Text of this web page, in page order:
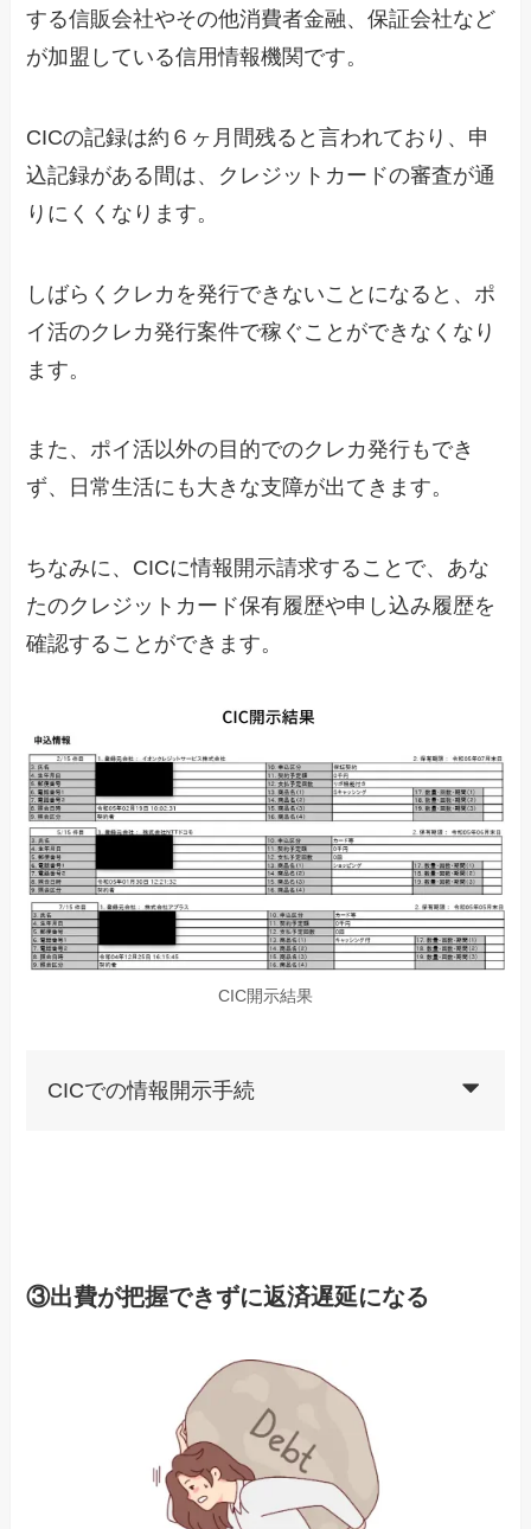
する信販会社やその他消費者金融、保証会社など
が加盟している信用情報機関です。
CICの記録は約６ヶ月間残ると言われており、申
込記録がある間は、クレジットカードの審査が通
りにくくなります。
しばらくクレカを発行できないことになると、ポ
イ活のクレカ発行案件で稼ぐことができなくなり
ます。
また、ポイ活以外の目的でのクレカ発行もでき
ず、日常生活にも大きな支障が出てきます。
ちなみに、CICに情報開示請求することで、あな
たのクレジットカード保有履歴や申し込み履歴を
確認することができます。
CIC開示結果
CICでの情報開示手続
③出費が把握できずに返済遅延になる